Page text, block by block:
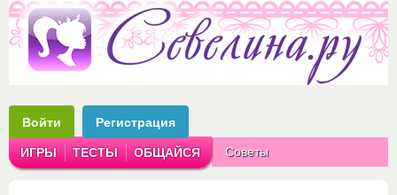
Войти Регистрация
ИГРЫ ТЕСТЫ ОБЩАЙСЯ Советы